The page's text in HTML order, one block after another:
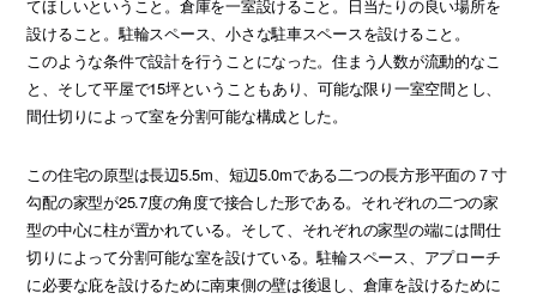
てほしいということ。倉庫を一室設けること。日当たりの良い場所を
設けること。駐輪スペース、小さな駐車スペースを設けること。
このような条件で設計を行うことになった。住まう人数が流動的なこ
と、そして平屋で15坪ということもあり、可能な限り一室空間とし、
間仕切りによって室を分割可能な構成とした。
この住宅の原型は長辺5.5m、短辺5.0mである二つの長方形平面の７寸
勾配の家型が25.7度の角度で接合した形である。それぞれの二つの家
型の中心に柱が置かれている。そして、それぞれの家型の端には間仕
切りによって分割可能な室を設けている。駐輪スペース、アプローチ
に必要な庇を設けるために南東側の壁は後退し、倉庫を設けるために